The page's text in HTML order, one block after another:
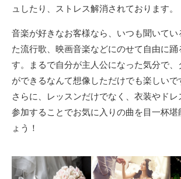
ュしたり、ストレス解消されております。
音楽が好きなお客様なら、いつも聞いてい
た流行歌、映画音楽などにのせて自由に踊
す。まるで自分が主人公になった気分で、
ができるなんて想像しただけでも楽しいで
さらに、レッスンだけでなく、衣装やドレ
参加することでお気に入りの曲を目一杯堪
ょう！